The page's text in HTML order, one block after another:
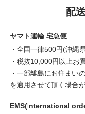
配
ヤマト運輸 宅急便
・全国一律500円(沖縄
・税抜10,000円以上お
・一部離島にお住まい
を適用させて頂く場合
EMS(International